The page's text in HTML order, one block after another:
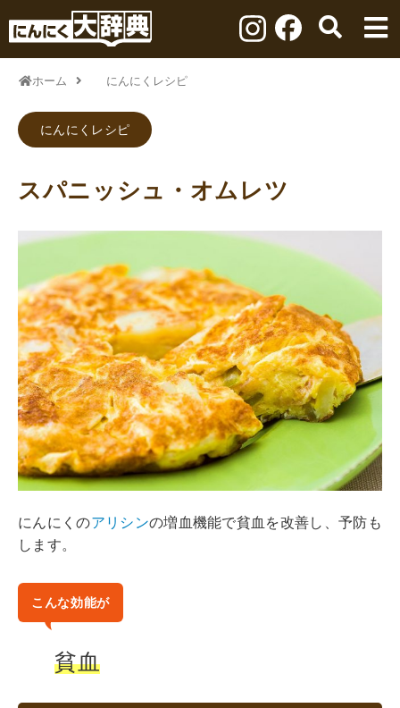
ホーム にんにくレシピ
にんにくレシピ
スパニッシュ・オムレツ
にんにくのアリシンの増血機能で貧血を改善し、予防も
します。
こんな効能が
貧血